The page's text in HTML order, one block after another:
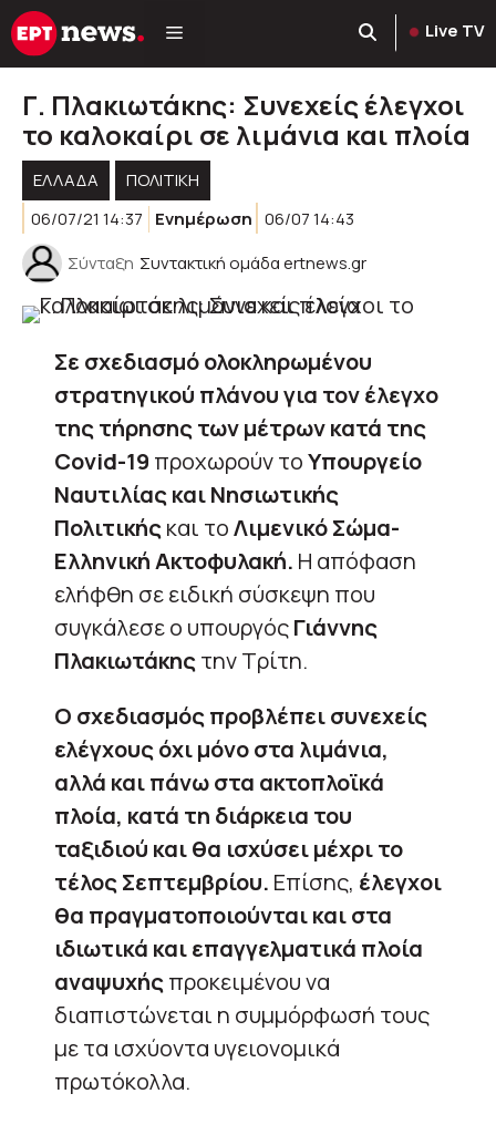
Μετάβαση
σε
Live TV
Γ. Πλακιωτάκης: Συνεχείς έλεγχοι
το καλοκαίρι σε λιμάνια και πλοία
ΕΛΛΑΔΑ
ΠΟΛΙΤΙΚΉ
06/07/21 14:37
Ενημέρωση 06/07 14:43
Σύνταξη Συντακτική ομάδα ertnews.gr
Σε σχεδιασμό ολοκληρωμένου
στρατηγικού πλάνου για τον έλεγχο
της τήρησης των μέτρων κατά της
Covid-19 προχωρούν τοΥπουργείο
Ναυτιλίας και Νησιωτικής
Πολιτικήςκαι τοΛιμενικό Σώμα-
Ελληνική Ακτοφυλακή. Η απόφαση
ελήφθη σε ειδική σύσκεψη που
συγκάλεσε ο υπουργόςΓιάννης
Πλακιωτάκηςτην Τρίτη.
Ο σχεδιασμός προβλέπει συνεχείς
ελέγχους όχι μόνο στα λιμάνια,
αλλά και πάνω στα ακτοπλοϊκά
πλοία, κατά τη διάρκεια του
ταξιδιού και θα ισχύσει μέχρι το
τέλος Σεπτεμβρίου. Επίσης, έλεγχοι
θα πραγματοποιούνται και στα
ιδιωτικά και επαγγελματικά πλοία
αναψυχήςπροκειμένου να
διαπιστώνεται η συμμόρφωσή τους
με τα ισχύοντα υγειονομικά
πρωτόκολλα.